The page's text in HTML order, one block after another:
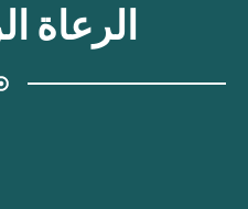
الرعاة